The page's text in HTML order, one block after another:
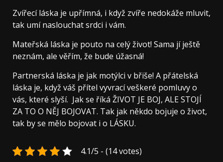
Zvířecí láska je upřímná, i když zvíře nedokáže mluvit,
tak umí naslouchat srdci i vám.
Mateřská láska je pouto na celý život! Sama jí ještě
neznám, ale věřím, že bude úžasná!
Partnerská láska je jak motýlci v břiše! A přátelská
láska je, když váš přítel vyvrací veškeré pomluvy o
vás, které slyší. Jak se říká ŽIVOT JE BOJ, ALE STOJÍ
ZA TO O NĚJ BOJOVAT. Tak jak někdo bojuje o život,
tak by se mělo bojovat i o LÁSKU.
4.1/5 - (14 votes)